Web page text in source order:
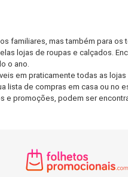
familiares, mas também para os
lojas de roupas e calçados.
o ano.
em praticamente todas as lojas
lista de compras em casa ou no
e promoções, podem ser